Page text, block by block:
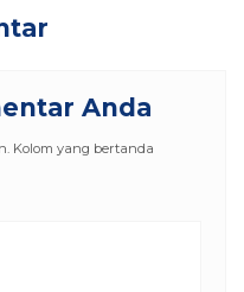
Anda
Kolom yang bertanda